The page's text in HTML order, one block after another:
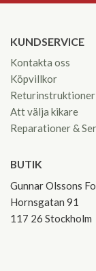
KUNDSERVICE
Kontakta oss
Köpvillkor
Returinstruktioner
Att välja kikare
Reparationer &
BUTIK
Gunnar Olssons
Hornsgatan 91
117 26 Stockholm